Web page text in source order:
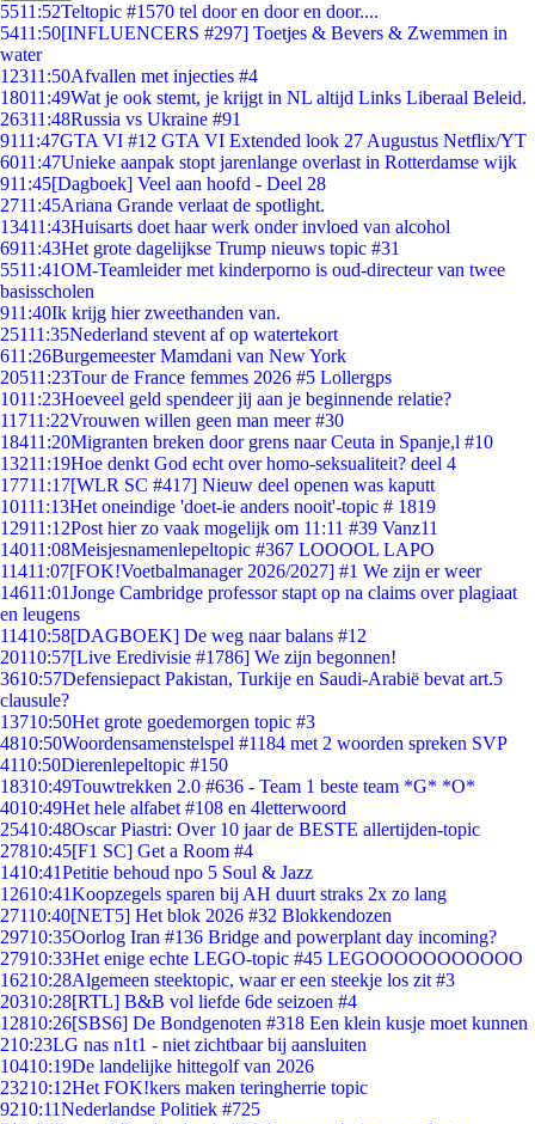
5511:52Teltopic #1570 tel door en door en door....
5411:50[INFLUENCERS #297] Toetjes & Bevers & Zwemmen in
water
12311:50Afvallen met injecties #4
18011:49Wat je ook stemt, je krijgt in NL altijd Links Liberaal Beleid.
26311:48Russia vs Ukraine #91
9111:47GTA VI #12 GTA VI Extended look 27 Augustus Netflix/YT
6011:47Unieke aanpak stopt jarenlange overlast in Rotterdamse wijk
911:45[Dagboek] Veel aan hoofd - Deel 28
2711:45Ariana Grande verlaat de spotlight.
13411:43Huisarts doet haar werk onder invloed van alcohol
6911:43Het grote dagelijkse Trump nieuws topic #31
5511:41OM-Teamleider met kinderporno is oud-directeur van twee
basisscholen
911:40Ik krijg hier zweethanden van.
25111:35Nederland stevent af op watertekort
611:26Burgemeester Mamdani van New York
20511:23Tour de France femmes 2026 #5 Lollergps
1011:23Hoeveel geld spendeer jij aan je beginnende relatie?
11711:22Vrouwen willen geen man meer #30
18411:20Migranten breken door grens naar Ceuta in Spanje,l #10
13211:19Hoe denkt God echt over homo-seksualiteit? deel 4
17711:17[WLR SC #417] Nieuw deel openen was kaputt
10111:13Het oneindige 'doet-ie anders nooit'-topic # 1819
12911:12Post hier zo vaak mogelijk om 11:11 #39 Vanz11
14011:08Meisjesnamenlepeltopic #367 LOOOOL LAPO
11411:07[FOK!Voetbalmanager 2026/2027] #1 We zijn er weer
14611:01Jonge Cambridge professor stapt op na claims over plagiaat
en leugens
11410:58[DAGBOEK] De weg naar balans #12
20110:57[Live Eredivisie #1786] We zijn begonnen!
3610:57Defensiepact Pakistan, Turkije en Saudi-Arabië bevat art.5
clausule?
13710:50Het grote goedemorgen topic #3
4810:50Woordensamenstelspel #1184 met 2 woorden spreken SVP
4110:50Dierenlepeltopic #150
18310:49Touwtrekken 2.0 #636 - Team 1 beste team *G* *O*
4010:49Het hele alfabet #108 en 4letterwoord
25410:48Oscar Piastri: Over 10 jaar de BESTE allertijden-topic
27810:45[F1 SC] Get a Room #4
1410:41Petitie behoud npo 5 Soul & Jazz
12610:41Koopzegels sparen bij AH duurt straks 2x zo lang
27110:40[NET5] Het blok 2026 #32 Blokkendozen
29710:35Oorlog Iran #136 Bridge and powerplant day incoming?
27910:33Het enige echte LEGO-topic #45 LEGOOOOOOOOOOO
16210:28Algemeen steektopic, waar er een steekje los zit #3
20310:28[RTL] B&B vol liefde 6de seizoen #4
12810:26[SBS6] De Bondgenoten #318 Een klein kusje moet kunnen
210:23LG nas n1t1 - niet zichtbaar bij aansluiten
10410:19De landelijke hittegolf van 2026
23210:12Het FOK!kers maken teringherrie topic
9210:11Nederlandse Politiek #725